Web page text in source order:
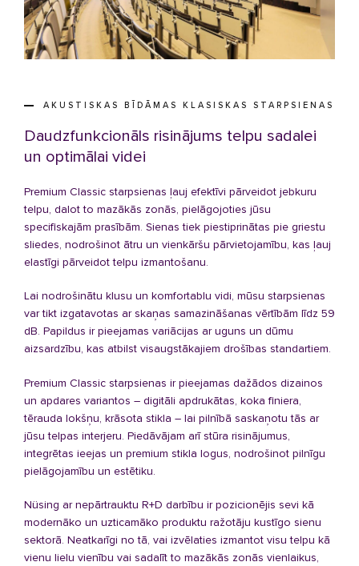
AKUSTISKAS BĪDĀMAS KLASISKAS STARPSIENAS
Daudzfunkcionāls risinājums telpu sadalei
un optimālai videi
Premium Classic starpsienas ļauj efektīvi pārveidot jebkuru
telpu, dalot to mazākās zonās, pielāgojoties jūsu
specifiskajām prasībām. Sienas tiek piestiprinātas pie griestu
sliedes, nodrošinot ātru un vienkāršu pārvietojamību, kas ļauj
elastīgi pārveidot telpu izmantošanu.
Lai nodrošinātu klusu un komfortablu vidi, mūsu starpsienas
var tikt izgatavotas ar skaņas samazināšanas vērtībām līdz 59
dB. Papildus ir pieejamas variācijas ar uguns un dūmu
aizsardzību, kas atbilst visaugstākajiem drošības standartiem.
Premium Classic starpsienas ir pieejamas dažādos dizainos
un apdares variantos – digitāli apdrukātas, koka finiera,
tērauda lokšņu, krāsota stikla – lai pilnībā saskaņotu tās ar
jūsu telpas interjeru. Piedāvājam arī stūra risinājumus,
integrētas ieejas un premium stikla logus, nodrošinot pilnīgu
pielāgojamību un estētiku.
Nüsing ar nepārtrauktu R+D darbību ir pozicionējis sevi kā
modernāko un uzticamāko produktu ražotāju kustīgo sienu
sektorā. Neatkarīgi no tā, vai izvēlaties izmantot visu telpu kā
vienu lielu vienību vai sadalīt to mazākās zonās vienlaikus,